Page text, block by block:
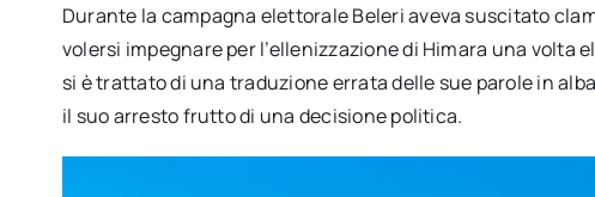
Durante la campagna elettorale Beleri aveva suscitato
volersi impegnare per l’ellenizzazione di Himara una
si è trattato di una traduzione errata delle sue parole in
il suo arresto frutto di una decisione politica.